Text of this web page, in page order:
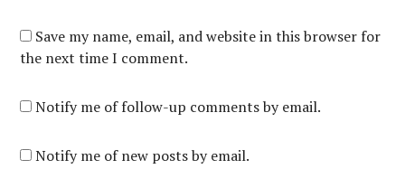
Save my name, email, and website in this browser for
the next time I comment.
Notify me of follow-up comments by email.
Notify me of new posts by email.